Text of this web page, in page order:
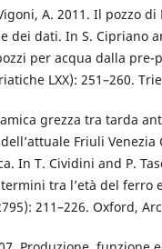
A. 2011. Il pozzo
dei dati. In S. Cipriano
per acqua dalla pre-
LXX): 251–260.
grezza tra tarda
Friuli Venezia
In T. Cividini and P.
tra l’età del ferro
211–226. Oxford,